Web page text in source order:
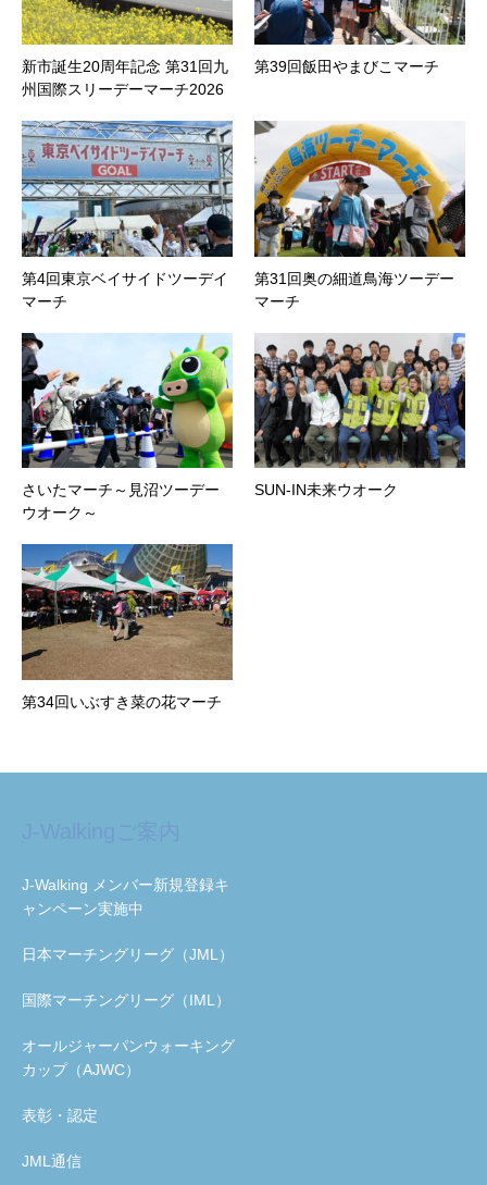
新市誕生20周年記念 第31回九
州国際スリーデーマーチ2026
第39回飯田やまびこマーチ
第4回東京ベイサイドツーデイ
マーチ
第31回奥の細道鳥海ツーデー
マーチ
さいたマーチ～見沼ツーデー
ウオーク～
SUN-IN未来ウオーク
第34回いぶすき菜の花マーチ
J-Walking メンバー新規登録キ
ャンペーン実施中
日本マーチングリーグ（JML）
国際マーチングリーグ（IML）
オールジャーパンウォーキング
カップ（AJWC）
表彰・認定
JML通信